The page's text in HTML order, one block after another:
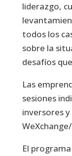
liderazgo,
todos los
sobre la
desafíos
Las
sesiones
inversores
El